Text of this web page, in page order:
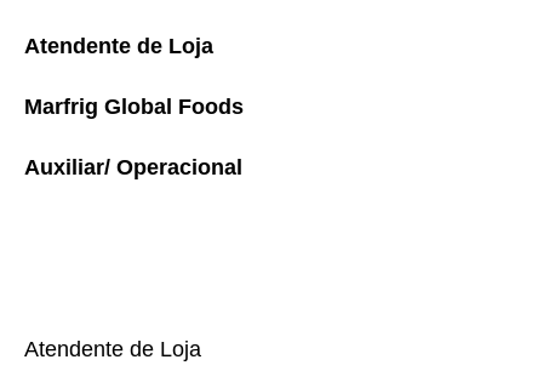
Atendente de Loja
Marfrig Global Foods
Auxiliar/ Operacional
Atendente de Loja